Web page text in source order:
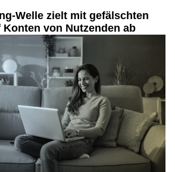
Welle zielt mit gefälschten
Konten von Nutzenden ab